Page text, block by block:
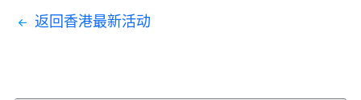
返回香港最新活动